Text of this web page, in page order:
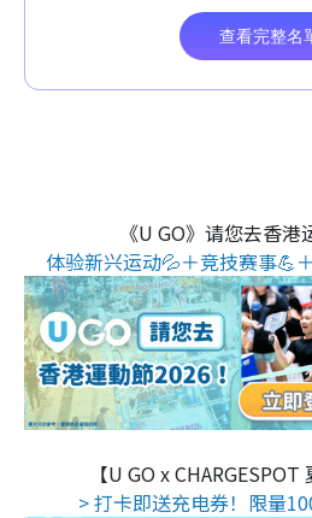
《U GO》请您去香港
体验新兴运动💦＋竞技赛事💪
【U GO x CHARGESPOT
> 打卡即送充电券！限量